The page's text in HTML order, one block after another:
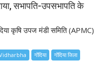
सभापति-उपसभापति के
कृषि उपज मंडी समिति (APMC)
गोंदिया
गोंदिया जिला